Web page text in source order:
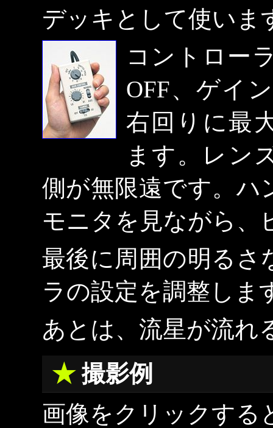
デッキとして使いま
コントロー
OFF、ゲイ
右回りに最
ます。レン
側が無限遠です。ハ
モニタを見ながら、
最後に周囲の明るさ
ラの設定を調整しま
あとは、流星が流れ
撮影例
画像をクリックする